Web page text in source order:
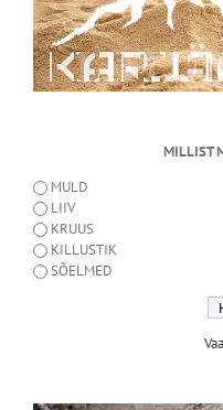
MILLIST
MULD
LIIV
KRUUS
KILLUSTIK
SÕELMED